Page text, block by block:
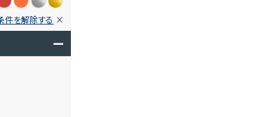
件を解除する
ー